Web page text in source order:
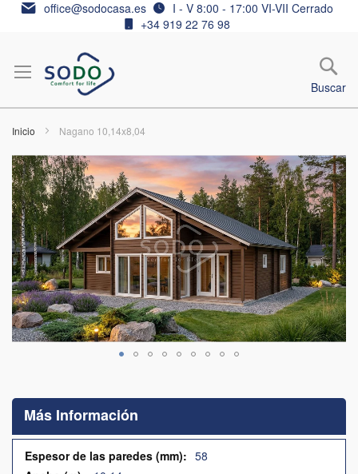
Ir
office@sodocasa.es
I - V 8:00 - 17:00 VI-VII Cerrado
+34 919 22 76 98
Buscar
Inicio Nagano 10,14x8,04
Saltar
al
final
de
la
galería
de
imágenes
comienzo
la
galería
Más Información
Más
Información
58